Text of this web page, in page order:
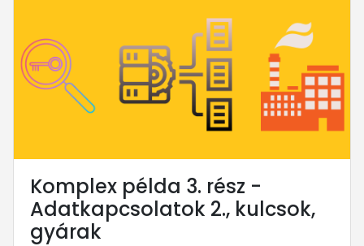
Komplex példa 3. rész -
Adatkapcsolatok 2., kulcsok,
gyárak